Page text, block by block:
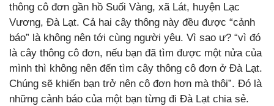
thông cô đơn gần hồ Suối Vàng, xã Lát, huyện Lạc
Vương, Đà Lạt. Cả hai cây thông này đều được “cảnh
báo” là không nên tới cùng người yêu. Vì sao ư? “vì đó
là cây thông cô đơn, nếu bạn đã tìm được một nửa của
mình thì không nên đến tìm cây thông cô đơn ở Đà Lạt.
Chúng sẽ khiến bạn trở nên cô đơn hơn mà thôi”. Đó là
những cảnh báo của một bạn từng đi Đà Lạt chia sẻ.